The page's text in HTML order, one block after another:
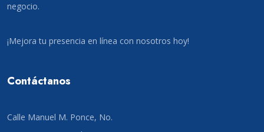
negocio.
¡Mejora tu presencia en línea con nosotros hoy!
Contáctanos
Calle Manuel M. Ponce, No.